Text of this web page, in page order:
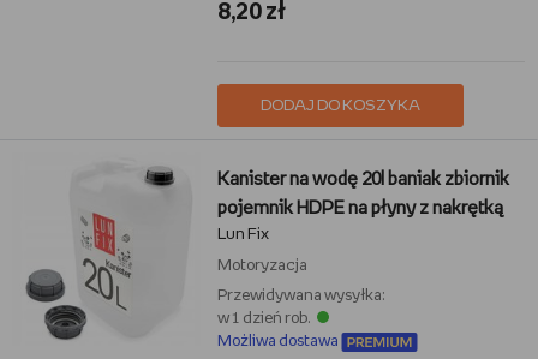
8,20 zł
DODAJ DO KOSZYKA
Kanister na wodę 20l baniak zbiornik
pojemnik HDPE na płyny z nakrętką
Lun Fix
Motoryzacja
Przewidywana wysyłka:
w 1 dzień rob.
Możliwa dostawa